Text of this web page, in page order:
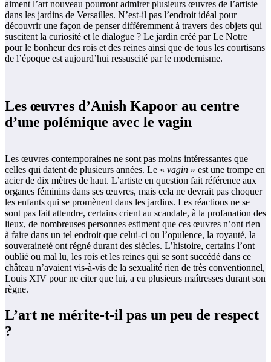
aiment l’art nouveau pourront admirer plusieurs œuvres de l’artiste
dans les jardins de Versailles. N’est-il pas l’endroit idéal pour
découvrir une façon de penser différemment à travers des objets qui
suscitent la curiosité et le dialogue ? Le jardin créé par Le Notre
pour le bonheur des rois et des reines ainsi que de tous les courtisans
de l’époque est aujourd’hui ressuscité par le modernisme.
Les œuvres d’Anish Kapoor au centre
d’une polémique avec le vagin
Les œuvres contemporaines ne sont pas moins intéressantes que
celles qui datent de plusieurs années. Le « vagin » est une trompe en
acier de dix mètres de haut. L’artiste en question fait référence aux
organes féminins dans ses œuvres, mais cela ne devrait pas choquer
les enfants qui se promènent dans les jardins. Les réactions ne se
sont pas fait attendre, certains crient au scandale, à la profanation des
lieux, de nombreuses personnes estiment que ces œuvres n’ont rien
à faire dans un tel endroit que celui-ci ou l’opulence, la royauté, la
souveraineté ont régné durant des siècles. L’histoire, certains l’ont
oublié ou mal lu, les rois et les reines qui se sont succédé dans ce
château n’avaient vis-à-vis de la sexualité rien de très conventionnel,
Louis XIV pour ne citer que lui, a eu plusieurs maîtresses durant son
règne.
L’art ne mérite-t-il pas un peu de respect
?